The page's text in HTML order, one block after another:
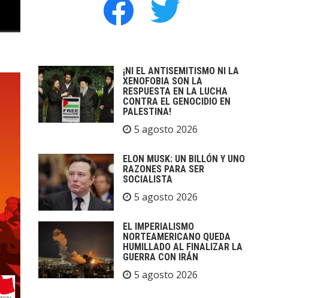
¡NI EL ANTISEMITISMO NI LA
XENOFOBIA SON LA
RESPUESTA EN LA LUCHA
CONTRA EL GENOCIDIO EN
PALESTINA!
5 agosto 2026
ELON MUSK: UN BILLÓN Y UNO
RAZONES PARA SER
SOCIALISTA
5 agosto 2026
EL IMPERIALISMO
NORTEAMERICANO QUEDA
HUMILLADO AL FINALIZAR LA
GUERRA CON IRÁN
5 agosto 2026